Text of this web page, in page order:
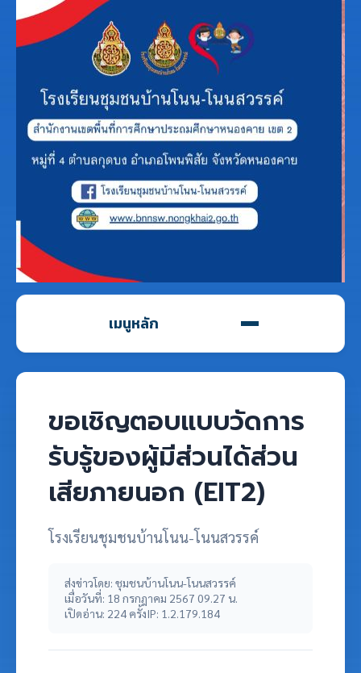
เมนูหลัก
ขอเชิญตอบแบบวัดการ
รับรู้ของผู้มีส่วนได้ส่วน
เสียภายนอก (EIT2)
โรงเรียนชุมชนบ้านโนน-โนนสวรรค์
ส่งข่าวโดย: ชุมชนบ้านโนน-โนนสวรรค์
เมื่อวันที่: 18 กรกฎาคม 2567 09.27 น.
เปิดอ่าน: 224 ครั้งIP: 1.2.179.184